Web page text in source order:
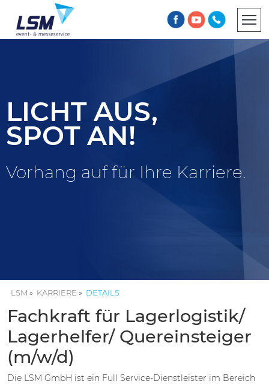
LSM KARRIERE DETAILS
LICHT AUS,
SPOT AN!
Vorhang auf für Ihre Karriere.
Fachkraft für Lagerlogistik/
Lagerhelfer/ Quereinsteiger
(m/w/d)
Die LSM GmbH ist ein Full Service-Dienstleister im Bereich